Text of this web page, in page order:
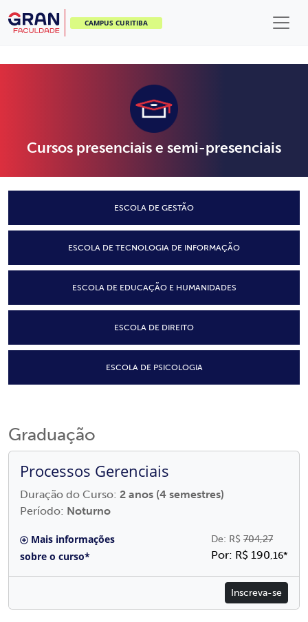
CAMPUS CURITIBA
Cursos presenciais e semi-presenciais
ESCOLA DE GESTÃO
ESCOLA DE TECNOLOGIA DE INFORMAÇÃO
ESCOLA DE EDUCAÇÃO E HUMANIDADES
ESCOLA DE DIREITO
ESCOLA DE PSICOLOGIA
Graduação
Processos Gerenciais
Duração do Curso: 2 anos (4 semestres)
Período: Noturno
Mais informações
sobre o curso*
De: R$ 704,27
Por: R$ 190,16*
Inscreva-se